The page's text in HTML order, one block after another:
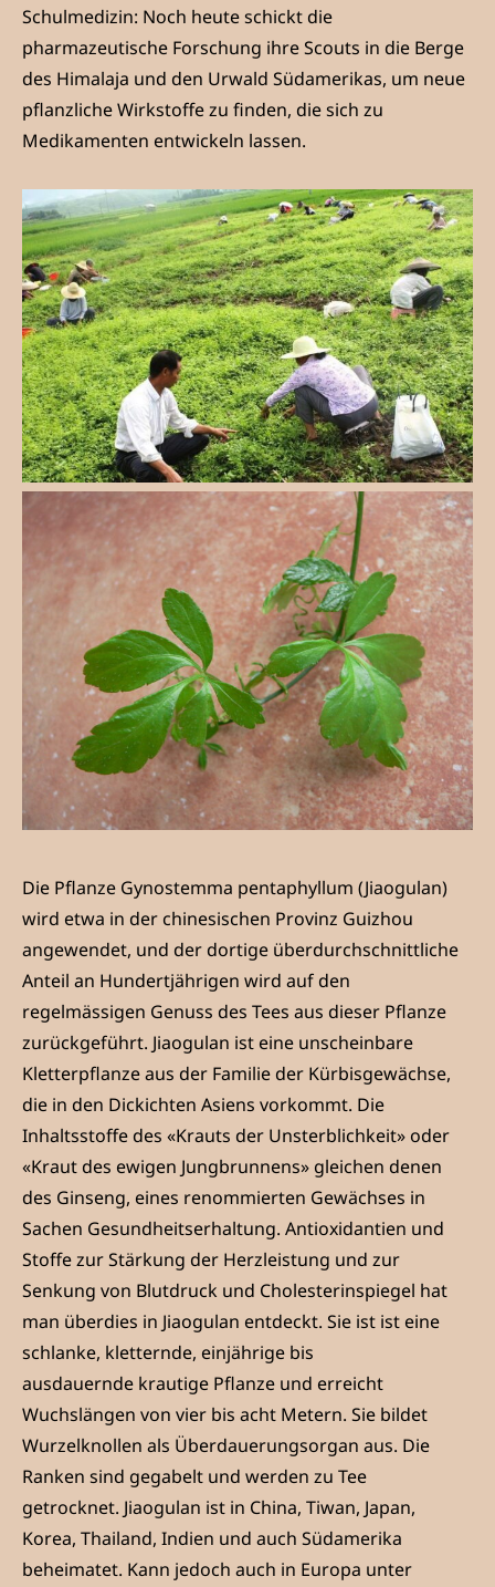
Schulmedizin: Noch heute schickt die
pharmazeutische Forschung ihre Scouts in die Berge
des Himalaja und den Urwald Südamerikas, um neue
pflanzliche Wirkstoffe zu finden, die sich zu
Medikamenten entwickeln lassen.
Die Pflanze Gynostemma pentaphyllum (Jiaogulan)
wird etwa in der chinesischen Provinz Guizhou
angewendet, und der dortige überdurchschnittliche
Anteil an Hundertjährigen wird auf den
regelmässigen Genuss des Tees aus dieser Pflanze
zurückgeführt. Jiaogulan ist eine unscheinbare
Kletterpflanze aus der Familie der Kürbisgewächse,
die in den Dickichten Asiens vorkommt. Die
Inhaltsstoffe des «Krauts der Unsterblichkeit» oder
«Kraut des ewigen Jungbrunnens» gleichen denen
des Ginseng, eines renommierten Gewächses in
Sachen Gesundheitserhaltung. Antioxidantien und
Stoffe zur Stärkung der Herzleistung und zur
Senkung von Blutdruck und Cholesterinspiegel hat
man überdies in Jiaogulan entdeckt. Sie ist ist eine
schlanke, kletternde, einjährige bis
ausdauernde krautige Pflanze und erreicht
Wuchslängen von vier bis acht Metern. Sie bildet
Wurzelknollen als Überdauerungsorgan aus. Die
Ranken sind gegabelt und werden zu Tee
getrocknet. Jiaogulan ist in China, Tiwan, Japan,
Korea, Thailand, Indien und auch Südamerika
beheimatet. Kann jedoch auch in Europa unter